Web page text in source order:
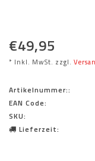
€49,95
* Inkl. MwSt. zzgl.
Artikelnummer::
EAN Code:
SKU:
Lieferzeit: